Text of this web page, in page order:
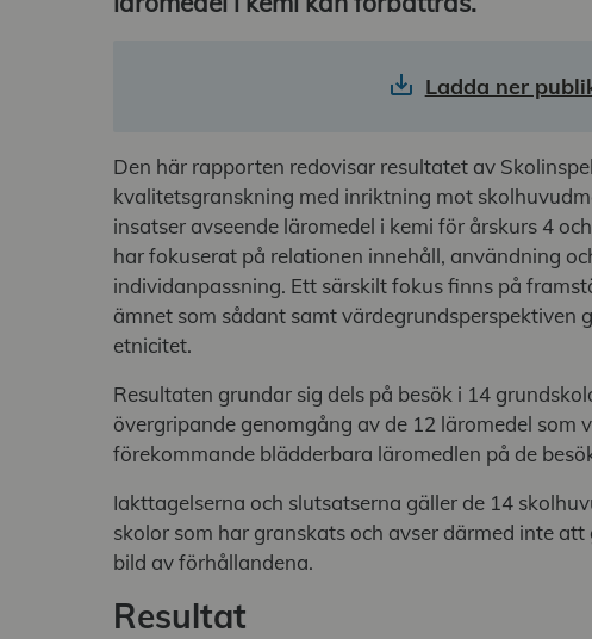
Ladda ner
Den här rapporten redovisar resultatet av
kvalitetsgranskning med inriktning mot
insatser avseende läromedel i kemi för årskurs 4
har fokuserat på relationen innehåll, användning
individanpassning. Ett särskilt fokus finns på
ämnet som sådant samt värdegrundsperspektiven
etnicitet.
Resultaten grundar sig dels på besök i 14
övergripande genomgång av de 12 läromedel som
förekommande blädderbara läromedlen på de
Iakttagelserna och slutsatserna gäller de 14
skolor som har granskats och avser därmed inte att
bild av förhållandena.
Resultat